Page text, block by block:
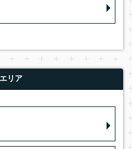
リア